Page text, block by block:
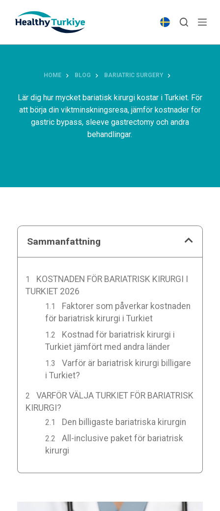
p
HOME BLOG BARIATRIC SURGERY
Lär dig hur mycket bariatisk kirurgi kostar i Turkiet. För
att börja din viktminskningsresa, jämför kostnader för
gastric bypass, sleeve gastrectomy och andra
behandlingar.
Sammanfattning
KOSTNADEN FÖR BARIATRISK KIRURGI I
TURKIET 2026
Faktorer som påverkar kostnaden
för bariatrisk kirurgi i Turkiet
Kostnad för bariatrisk kirurgi i
Turkiet jämfört med andra länder
Varför är bariatrisk kirurgi billigare
i Turkiet?
VARFÖR VÄLJA TURKIET FÖR BARIATRISK
KIRURGI?
Den billigaste bariatriska kirurgin
All-inclusive paket för bariatrisk
kirurgi